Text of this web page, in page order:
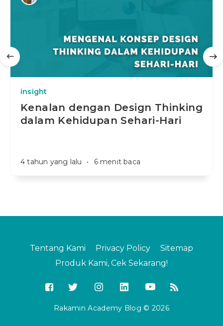
insight
Kenalan dengan Design Thinking
dalam Kehidupan Sehari-Hari
4 tahun yang lalu • 6 menit baca
Tentang Kami Privacy Policy
Sitemap
Produk Kami, Cek Sekarang!
Rakamin Academy Blog © 2026